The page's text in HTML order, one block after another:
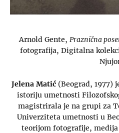
Arnold Gente, Praznična
fotografija, Digitalna
Jelena Matić (Beograd, 1977)
istoriju umetnosti
magistrirala je na grupi za
Univerziteta umetnosti u
teorijom fotografije,